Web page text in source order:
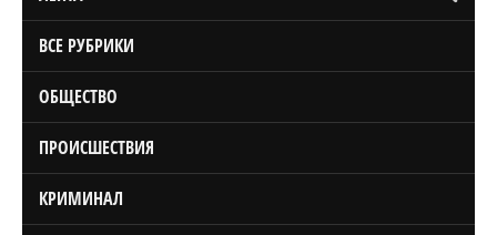
ВСЕ РУБРИКИ
ОБЩЕСТВО
ПРОИСШЕСТВИЯ
КРИМИНАЛ